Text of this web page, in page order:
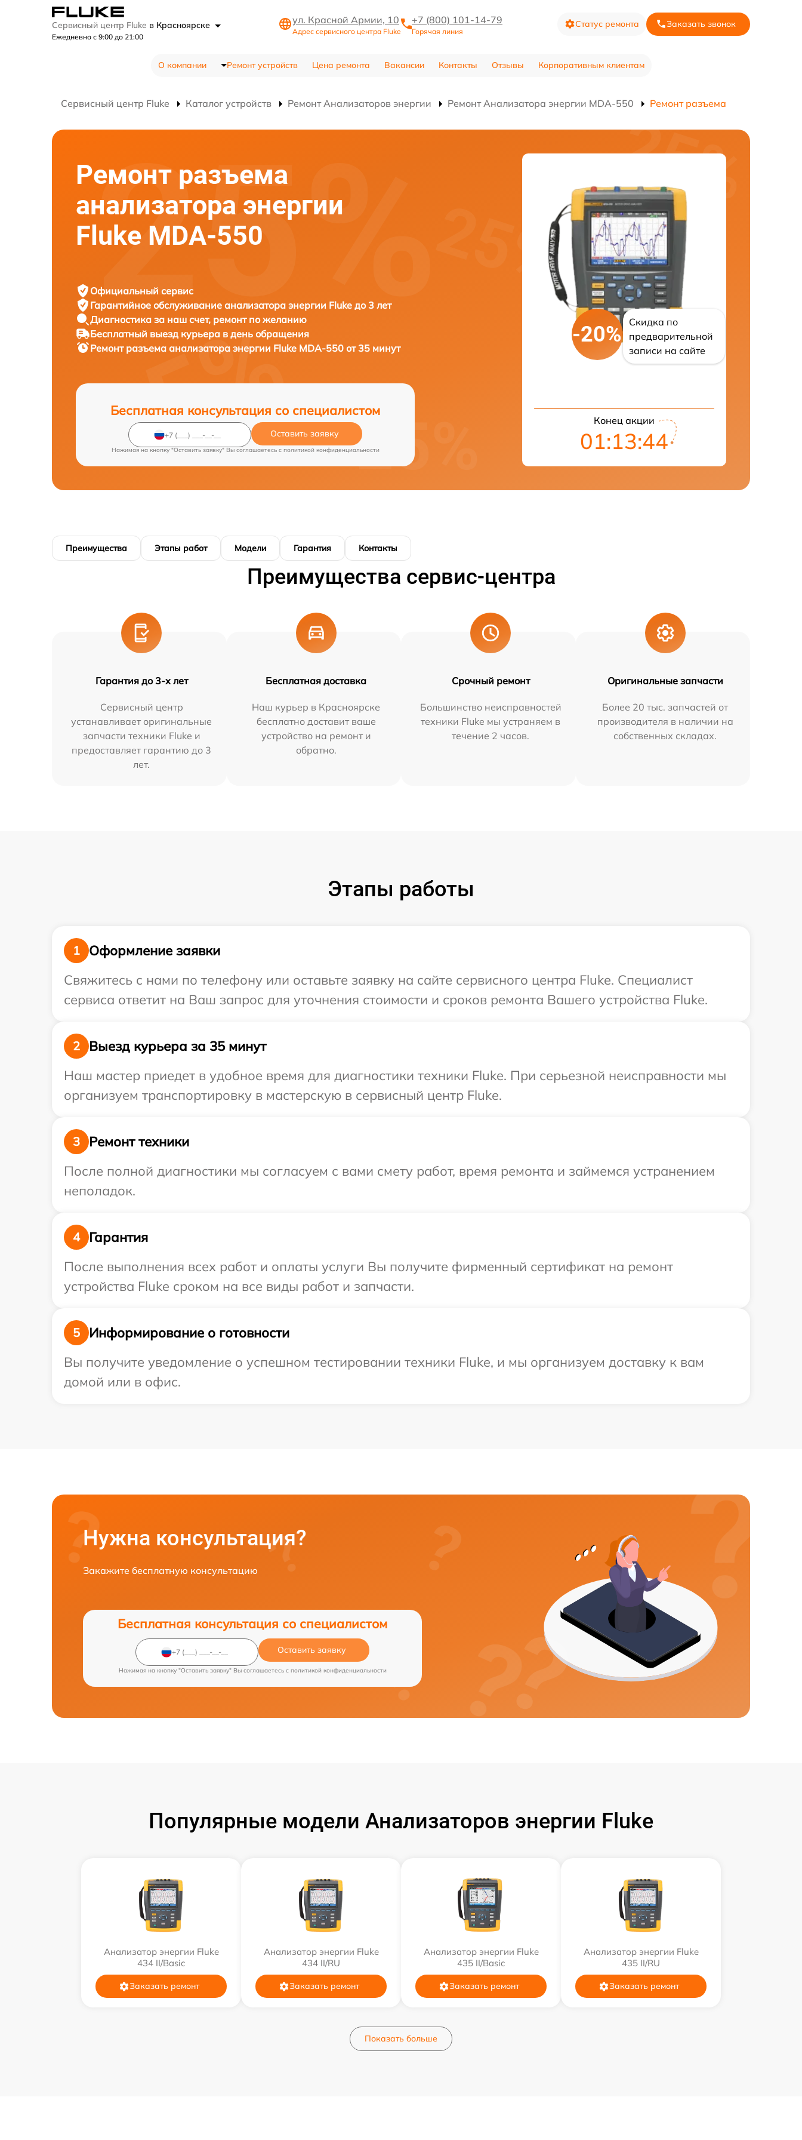
Сервисный центр Fluke в Красноярске
Ежедневно с 9:00 до 21:00
ул. Красной Армии, 10
Адрес сервисного центра Fluke
+7 (800) 101-14-79
Горячая линия
Статус ремонта Заказать звонок
О компании Ремонт устройств Цена ремонта Вакансии Контакты Отзывы Корпоративным клиентам
Сервисный центр Fluke Каталог устройств Ремонт Анализаторов энергии Ремонт Анализатора энергии MDA-550 Ремонт разъема
Ремонт разъема
анализатора энергии
Fluke MDA-550
Официальный сервис
Гарантийное обслуживание анализатора энергии Fluke до 3 лет
Диагностика за наш счет, ремонт по желанию
Бесплатный выезд курьера в день обращения
Ремонт разъема анализатора энергии Fluke MDA-550 от 35 минут
Бесплатная консультация со специалистом
Оставить заявку
Нажимая на кнопку "Оставить заявку" Вы соглашаетесь c политикой конфиденциальности
-20%
Скидка по
предварительной
записи на сайте
Конец акции
01:13:43
Преимущества Этапы работ Модели Гарантия Контакты
Преимущества сервис-центра
Гарантия до 3-х лет
Сервисный центр
устанавливает оригинальные
запчасти техники Fluke и
предоставляет гарантию до 3
лет.
Бесплатная доставка
Наш курьер в Красноярске
бесплатно доставит ваше
устройство на ремонт и
обратно.
Срочный ремонт
Большинство неисправностей
техники Fluke мы устраняем в
течение 2 часов.
Оригинальные запчасти
Более 20 тыс. запчастей от
производителя в наличии на
собственных складах.
Этапы работы
1
Оформление заявки
Свяжитесь с нами по телефону или оставьте заявку на сайте сервисного центра Fluke. Специалист
сервиса ответит на Ваш запрос для уточнения стоимости и сроков ремонта Вашего устройства Fluke.
2
Выезд курьера за 35 минут
Наш мастер приедет в удобное время для диагностики техники Fluke. При серьезной неисправности мы
организуем транспортировку в мастерскую в сервисный центр Fluke.
3
Ремонт техники
После полной диагностики мы согласуем с вами смету работ, время ремонта и займемся устранением
неполадок.
4
Гарантия
После выполнения всех работ и оплаты услуги Вы получите фирменный сертификат на ремонт
устройства Fluke сроком на все виды работ и запчасти.
5
Информирование о готовности
Вы получите уведомление о успешном тестировании техники Fluke, и мы организуем доставку к вам
домой или в офис.
Нужна консультация?
Закажите бесплатную консультацию
Бесплатная консультация со специалистом
Оставить заявку
Нажимая на кнопку "Оставить заявку" Вы соглашаетесь c политикой конфиденциальности
Популярные модели Анализаторов энергии Fluke
Анализатор энергии Fluke
434 II/Basic
Заказать ремонт
Анализатор энергии Fluke
434 II/RU
Заказать ремонт
Анализатор энергии Fluke
435 II/Basic
Заказать ремонт
Анализатор энергии Fluke
435 II/RU
Заказать ремонт
Показать больше